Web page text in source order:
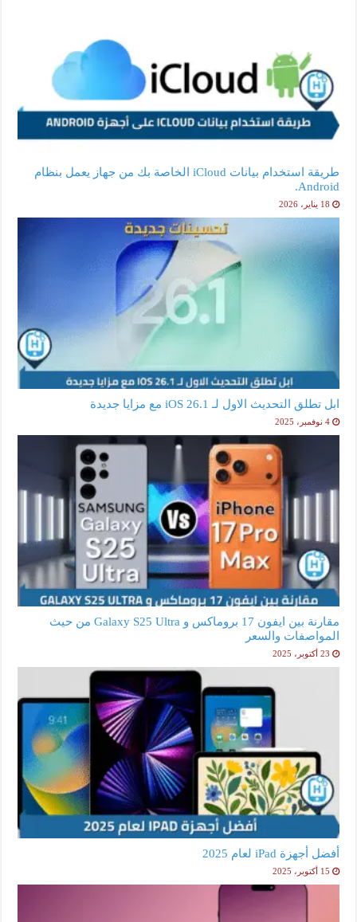
طريقة استخدام بيانات iCloud الخاصة بك من جهاز يعمل بنظام
Android.
18 يناير، 2026
ابل تطلق التحديث الاول لـ iOS 26.1 مع مزايا جديدة
4 نوفمبر، 2025
مقارنة بين ايفون 17 بروماكس و Galaxy S25 Ultra من حيث
المواصفات والسعر
23 أكتوبر، 2025
أفضل أجهزة iPad لعام 2025
15 أكتوبر، 2025